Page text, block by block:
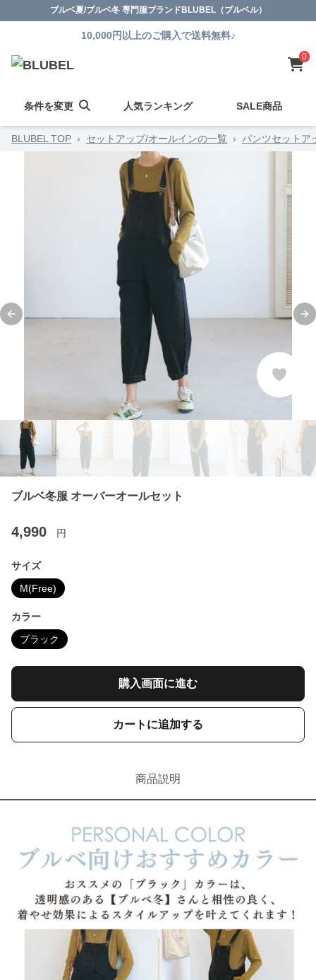
ブルベ夏/ブルベ冬 専門服ブランドBLUBEL（ブルベル）
10,000円以上のご購入で送料無料♪
0
条件を変更 人気ランキング SALE商品
BLUBEL TOP › セットアップ/オールインの一覧 › パンツセットア
Previous slide
ブルベ冬服 オーバーオールセット
4,990 円
サイズ
M(Free)
カラー
ブラック
購入画面に進む
カートに追加する
商品説明